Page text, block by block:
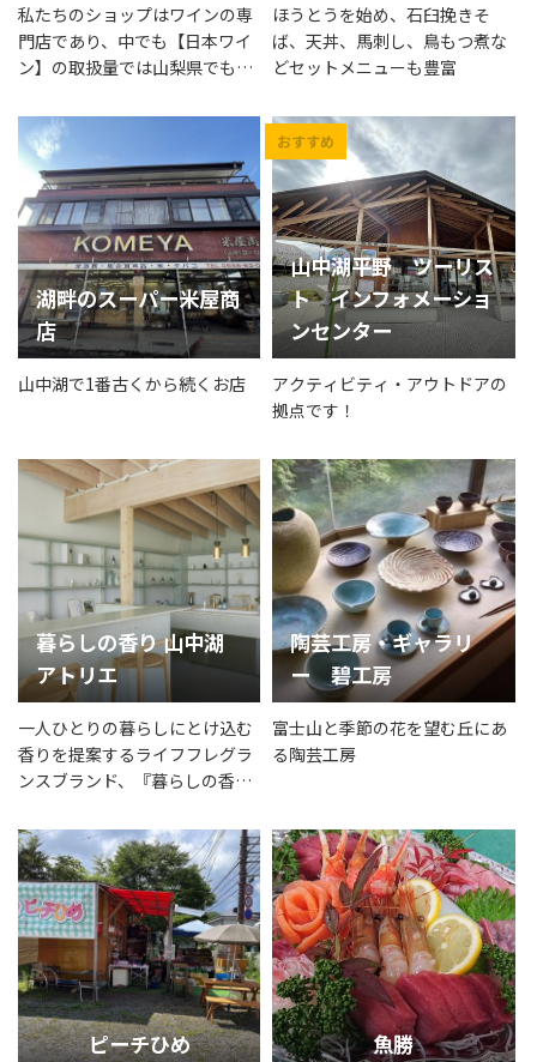
私たちのショップはワインの専
門店であり、中でも【日本ワイ
ン】の取扱量では山梨県でもト
す。日本ワイン生産量NO.１の
山梨において、産地に根付いた
ワインショップとして、県内有
数の品揃えで生産者とお客様の
出会いをお手伝いいたします。
ほうとうを始め、石臼挽きそ
ば、天丼、馬刺し、鳥もつ煮な
どセットメニューも豊富
湖畔のスーパー米屋商
店
山中湖で1番古くから続くお店
山中湖平野 ツーリス
ト インフォメーショ
ンセンター
アクティビティ・アウトドアの
拠点です！
暮らしの香り 山中湖
アトリエ
一人ひとりの暮らしにとけ込む
香りを提案するライフフレグラ
ンスブランド、『暮らしの香
陶芸工房・ギャラリ
ー 碧工房
富士山と季節の花を望む丘にあ
る陶芸工房
ピーチひめ 魚勝